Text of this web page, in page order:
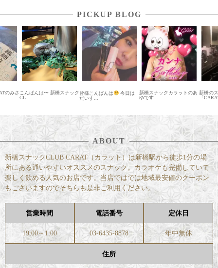
PICKUP BLOG
さこんばんは〜 新橋スナック
CL...
皆様こんばんは
今日は
だいす...
新橋スナックカラットのあ
ゆです...
新橋のスナ
「CARAT（
ABOUT
新橋スナックCLUB CARAT（カラット）は新橋駅から徒歩1分の場
所にある通いやすいオススメのスナック。カラオケも完備していて
楽しく飲める人気のお店です。当店ではでは地域最安値のクーポン
もございますのでそちらも是非ご利用ください。
営業時間
19:00～1:00
電話番号
03-6435-8878
定休日
年中無休
住所